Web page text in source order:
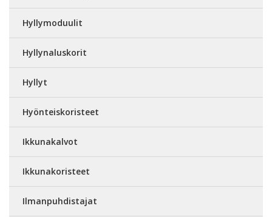
Hyllymoduulit
Hyllynaluskorit
Hyllyt
Hyönteiskoristeet
Ikkunakalvot
Ikkunakoristeet
Ilmanpuhdistajat